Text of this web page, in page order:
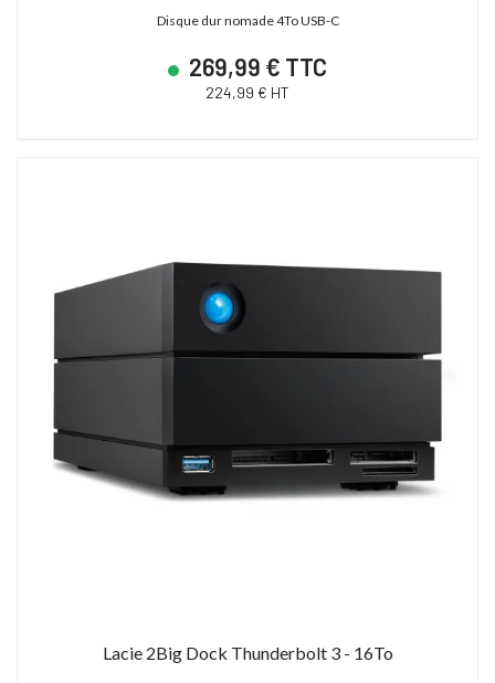
Disque dur nomade 4To USB-C
269,99 € TTC
224,99 € HT
Lacie 2Big Dock Thunderbolt 3 - 16To